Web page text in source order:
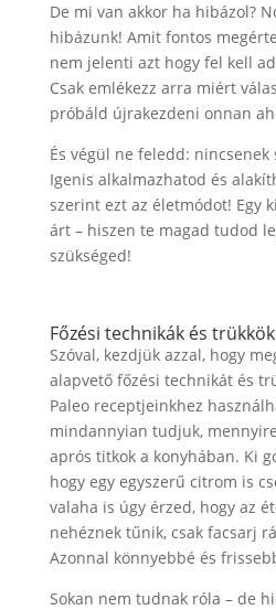
De mi van akkor ha hibázol?
hibázunk! Amit fontos
nem jelenti azt hogy fel kell
Csak emlékezz arra miért
próbáld újrakezdeni onnan
És végül ne feledd: nincsenek
Igenis alkalmazhatod és
szerint ezt az életmódot! Egy
árt – hiszen te magad tudod
szükséged!
Főzési technikák és
Szóval, kezdjük azzal, hogy
alapvető főzési technikát és
Paleo receptjeinkhez
mindannyian tudjuk,
aprós titkok a konyhában. Ki
hogy egy egyszerű citrom is
valaha is úgy érzed, hogy az
nehéznek tűnik, csak facsarj
Azonnal könnyebbé és
Sokan nem tudnak róla – de